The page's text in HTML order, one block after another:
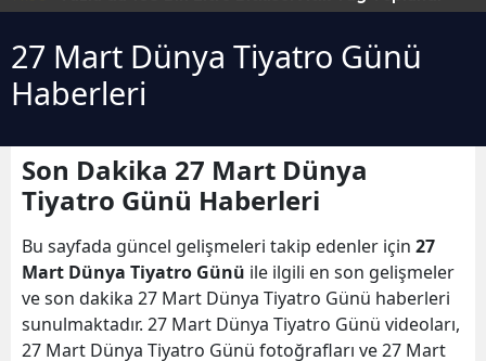
27 Mart Dünya Tiyatro Günü
Haberleri
Son Dakika 27 Mart Dünya
Tiyatro Günü Haberleri
Bu sayfada güncel gelişmeleri takip edenler için 27
Mart Dünya Tiyatro Günü ile ilgili en son gelişmeler
ve son dakika 27 Mart Dünya Tiyatro Günü haberleri
sunulmaktadır. 27 Mart Dünya Tiyatro Günü videoları,
27 Mart Dünya Tiyatro Günü fotoğrafları ve 27 Mart